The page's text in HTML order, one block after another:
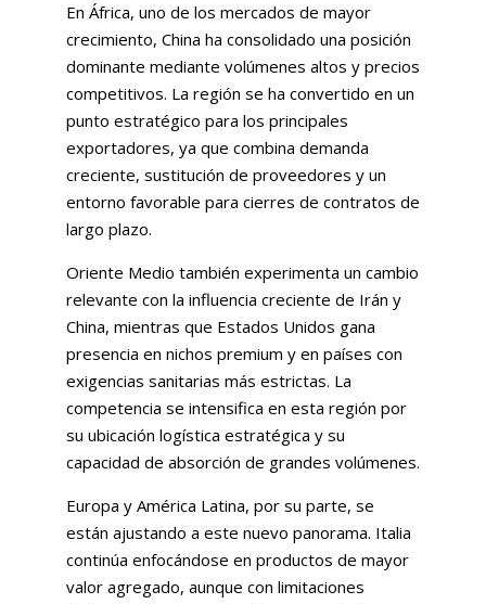
En África, uno de los mercados de mayor
crecimiento, China ha consolidado una posición
dominante mediante volúmenes altos y precios
competitivos. La región se ha convertido en un
punto estratégico para los principales
exportadores, ya que combina demanda
creciente, sustitución de proveedores y un
entorno favorable para cierres de contratos de
largo plazo.
Oriente Medio también experimenta un cambio
relevante con la influencia creciente de Irán y
China, mientras que Estados Unidos gana
presencia en nichos premium y en países con
exigencias sanitarias más estrictas. La
competencia se intensifica en esta región por
su ubicación logística estratégica y su
capacidad de absorción de grandes volúmenes.
Europa y América Latina, por su parte, se
están ajustando a este nuevo panorama. Italia
continúa enfocándose en productos de mayor
valor agregado, aunque con limitaciones